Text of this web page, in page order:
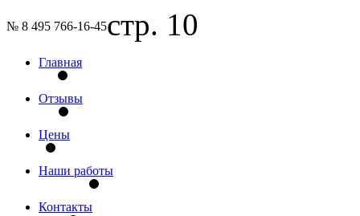
№ 8 495 766-16-45стр. 10
Главная
Отзывы
Цены
Наши работы
Контакты